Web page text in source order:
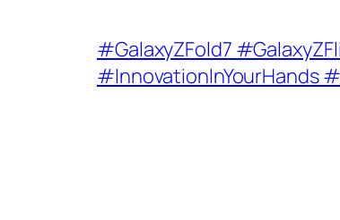
#GalaxyZFold7
#InnovationInYourHands